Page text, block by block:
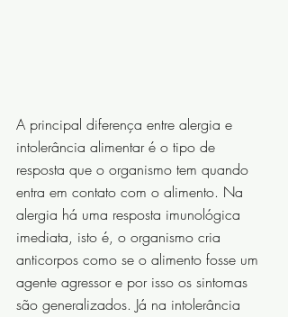
A principal diferença entre alergia e
intolerância alimentar é o tipo de
resposta que o organismo tem quando
entra em contato com o alimento. Na
alergia há uma resposta imunológica
imediata, isto é, o organismo cria
anticorpos como se o alimento fosse um
agente agressor e por isso os sintomas
são generalizados. Já na intolerância